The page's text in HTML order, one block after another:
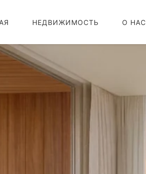
НЕДВИЖИМОСТЬ О НАС